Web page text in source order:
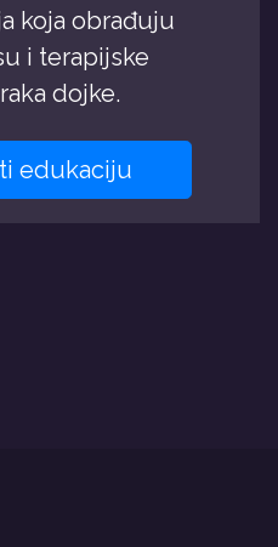
koja obrađuju
i terapijske
dojke.
edukaciju